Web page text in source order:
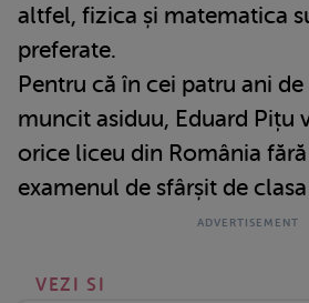
altfel, fizica și matematica
preferate.
Pentru că în cei patru ani
muncit asiduu, Eduard Pițu
orice liceu din România
examenul de sfârșit de
VEZI SI